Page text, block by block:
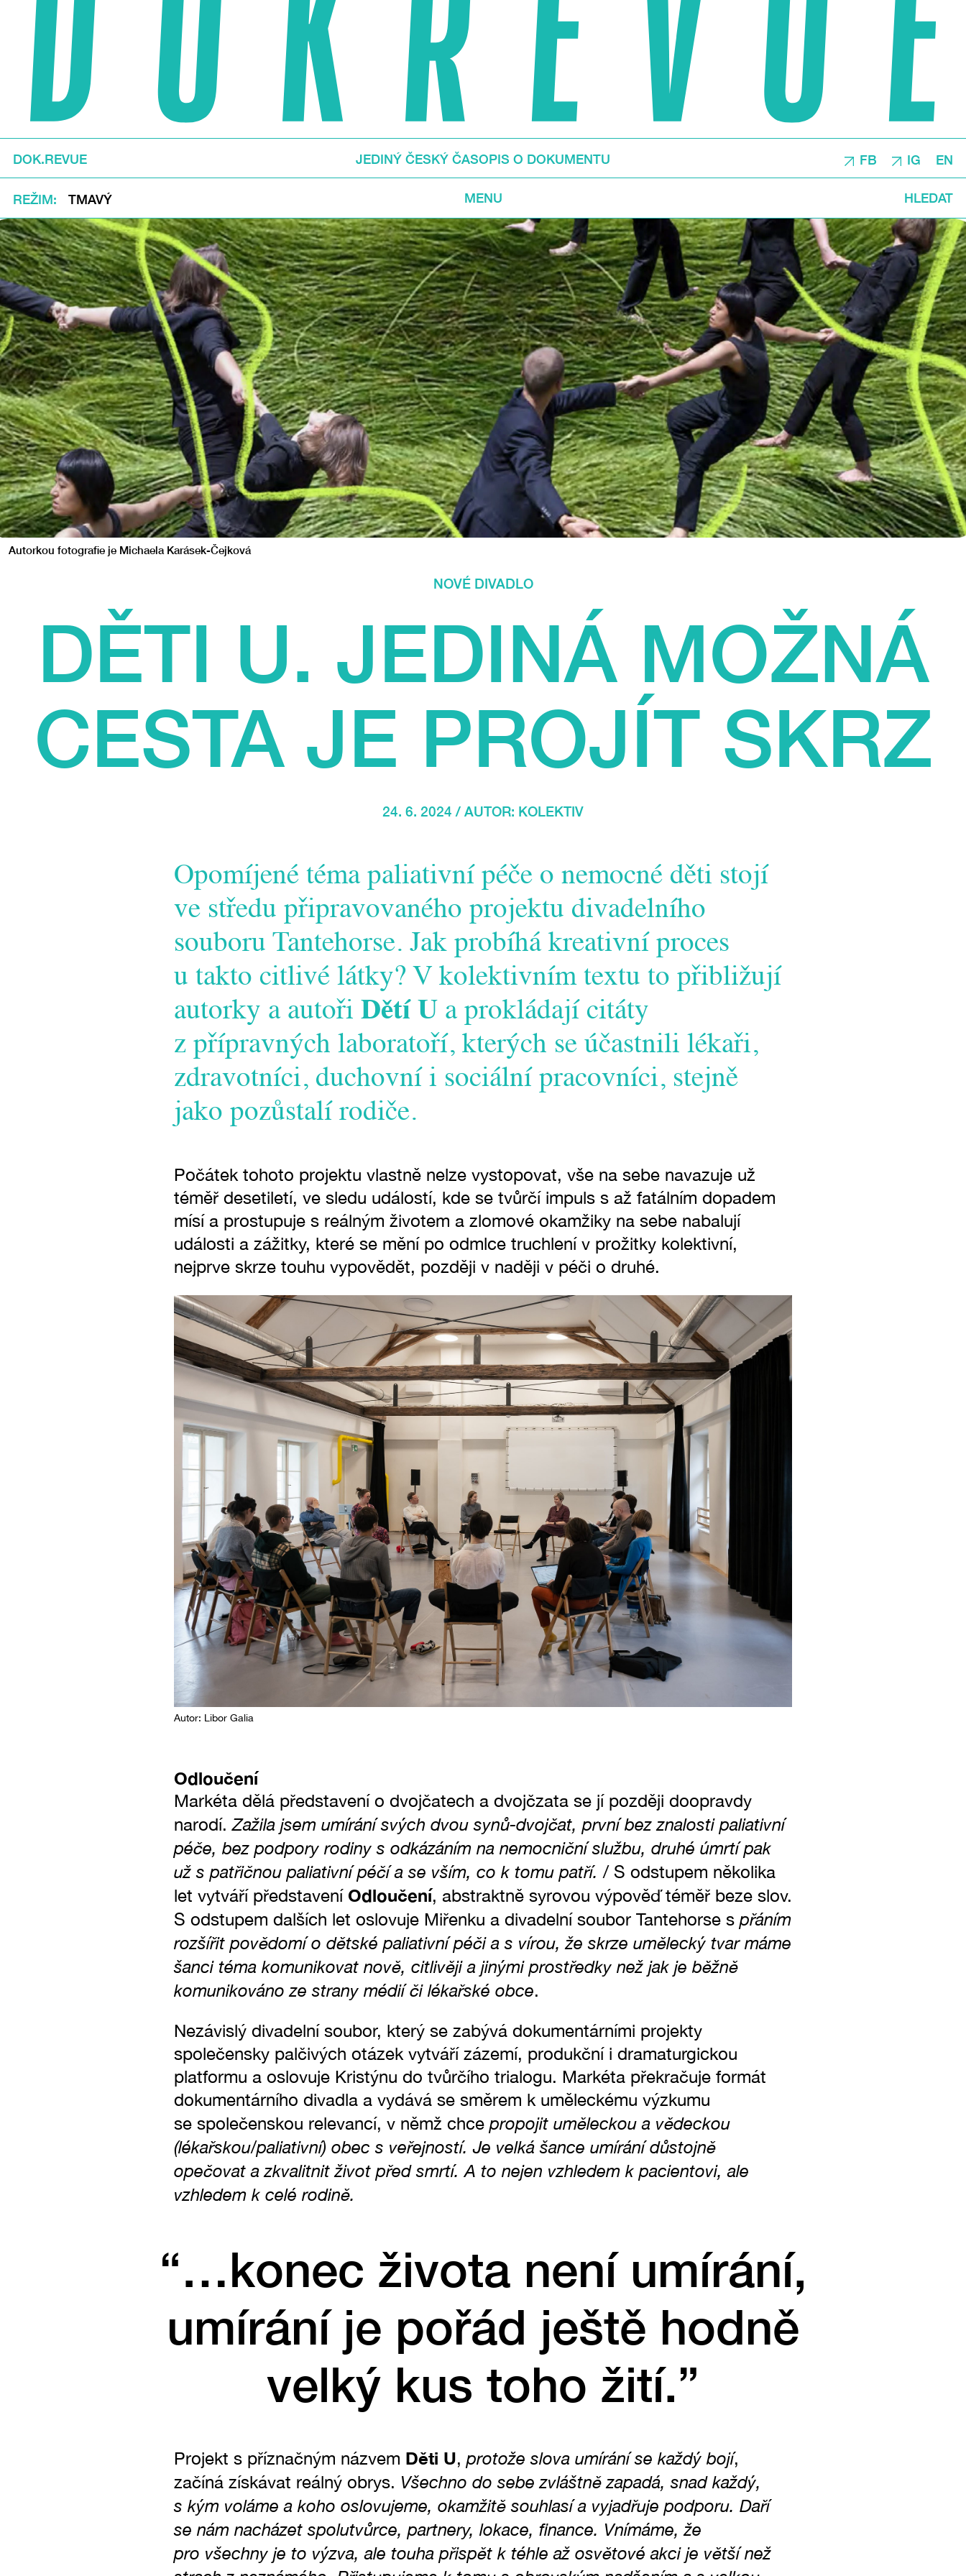
DOK.REVUE JEDINÝ ČESKÝ ČASOPIS O DOKUMENTU FB IG EN
REŽIM TMAVÝ MENU HLEDAT
Autorkou fotografie je Michaela Karásek-Čejková
NOVÉ DIVADLO
DĚTI U. JEDINÁ MOŽNÁ
CESTA JE PROJÍT SKRZ
24. 6. 2024 / AUTOR: KOLEKTIV
Opomíjené téma paliativní péče o nemocné děti stojí
ve středu připravovaného projektu divadelního
souboru Tantehorse. Jak probíhá kreativní proces
u takto citlivé látky? V kolektivním textu to přibližují
autorky a autoři Dětí U a prokládají citáty
z přípravných laboratoří, kterých se účastnili lékaři,
zdravotníci, duchovní i sociální pracovníci, stejně
jako pozůstalí rodiče.
Počátek tohoto projektu vlastně nelze vystopovat, vše na sebe navazuje už
téměř desetiletí, ve sledu událostí, kde se tvůrčí impuls s až fatálním dopadem
mísí a prostupuje s reálným životem a zlomové okamžiky na sebe nabalují
události a zážitky, které se mění po odmlce truchlení v prožitky kolektivní,
nejprve skrze touhu vypovědět, později v naději v péči o druhé.
Autor: Libor Galia
Odloučení
Markéta dělá představení o dvojčatech a dvojčzata se jí později doopravdy
narodí.Zažila jsem umírání svých dvou synů-dvojčat, první bez znalosti paliativní
péče, bez podpory rodiny s odkázáním na nemocniční službu, druhé úmrtí pak
už s patřičnou paliativní péčí a se vším, co k tomu patří. / S odstupem několika
let vytváří představení Odloučení, abstraktně syrovou výpověď téměř beze slov.
S odstupem dalších let oslovuje Miřenku a divadelní soubor Tantehorse s přáním
rozšířit povědomí o dětské paliativní péči a s vírou, že skrze umělecký tvar máme
šanci téma komunikovat nově, citlivěji a jinými prostředky než jak je běžně
komunikováno ze strany médií či lékařské obce.
Nezávislý divadelní soubor, který se zabývá dokumentárními projekty
společensky palčivých otázek vytváří zázemí, produkční i dramaturgickou
platformu a oslovuje Kristýnu do tvůrčího trialogu. Markéta překračuje formát
dokumentárního divadla a vydává se směrem k uměleckému výzkumu
se společenskou relevancí, v němž chce propojit uměleckou a vědeckou
(lékařskou/paliativní) obec s veřejností. Je velká šance umírání důstojně
opečovat a zkvalitnit život před smrtí. A to nejen vzhledem k pacientovi, ale
vzhledem k celé rodině.
“…konec života není umírání,
umírání je pořád ještě hodně
velký kus toho žití.”
Projekt s příznačným názvem Děti U, protože slova umírání se každý bojí,
začíná získávat reálný obrys. Všechno do sebe zvláštně zapadá, snad každý,
s kým voláme a koho oslovujeme, okamžitě souhlasí a vyjadřuje podporu. Daří
se nám nacházet spolutvůrce, partnery, lokace, finance. Vnímáme, že
pro všechny je to výzva, ale touha přispět k téhle až osvětové akci je větší než